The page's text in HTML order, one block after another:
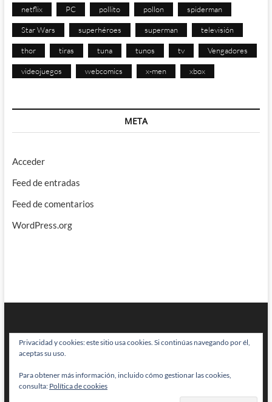
netflix PC pollito pollon spiderman
Star Wars superhéroes superman televisión
thor tiras tuna tunos tv Vengadores
videojuegos webcomics x-men xbox
META
Acceder
Feed de entradas
Feed de comentarios
WordPress.org
BRAINSTOMPING| Diseñado por:Theme Freesia|WordPress| © Todos
los derechos reservados
Privacidad y cookies: este sitio usa cookies. Si continúas navegando por él,
aceptas su uso.
Para obtener más información, incluido cómo gestionar las cookies,
consulta: Política de cookies